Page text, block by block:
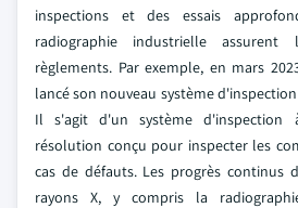
inspections et des essais
radiographie industrielle
règlements. Par exemple, en mars
lancé son nouveau système d'inspection
Il s'agit d'un système d'inspection
résolution conçu pour inspecter les
cas de défauts. Les progrès continus
rayons X, y compris la